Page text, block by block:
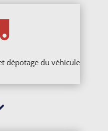
dépotage du véhicule